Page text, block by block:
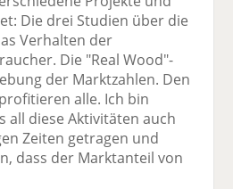
Die drei Studien über die
Verhalten der
Die "Real Wood"-
der Marktzahlen. Den
alle. Ich bin
all diese Aktivitäten auch
Zeiten getragen und
dass der Marktanteil von